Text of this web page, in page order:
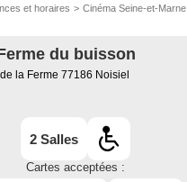
et horaires Cinéma Seine-et-Marne
du buisson
la Ferme 77186 Noisiel
2 Salles
Cartes acceptées :